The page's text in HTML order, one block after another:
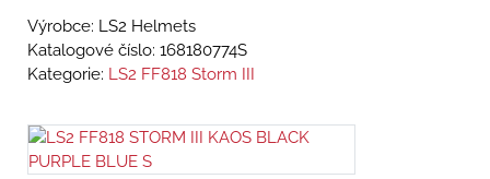
Výrobce: LS2 Helmets
Katalogové číslo: 168180774S
Kategorie: LS2 FF818 Storm III